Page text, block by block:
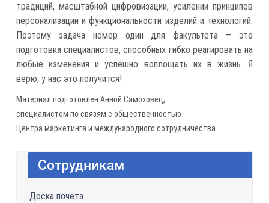
традиций, масштабной цифровизации, усилении принципов
персонализации и функциональности изделий и технологий.
Поэтому задача номер один для факультета – это
подготовка специалистов, способных гибко реагировать на
любые изменения и успешно воплощать их в жизнь. Я
верю, у нас это получится!
Материал подготовлен Анной Самоховец,
специалистом по связям с общественностью
Центра маркетинга и международного сотрудничества
Сотрудникам
Доска почета